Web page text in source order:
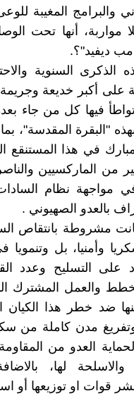
والبرامج المغيبة
مواربة، أنها تحت
ديفيد"؟.
الذكرى السنوية
على أكبر خديعة
فيها كل من جاء
"البقرة المقدسة"، بما
في هذا
من الماركسيين
في مواجهة نظام
بالعدو الصهيوني .
مشروطة بانتقاص
وأمنيا، بل
على التسليح وعدد
والعمل المشترك
ضد خطر هذا الكيان
مدن كاملة من
العدو من
لها،
قوات او توزيعها أو